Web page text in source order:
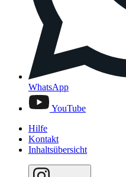
WhatsApp
YouTube
Hilfe
Kontakt
Inhaltsübersicht